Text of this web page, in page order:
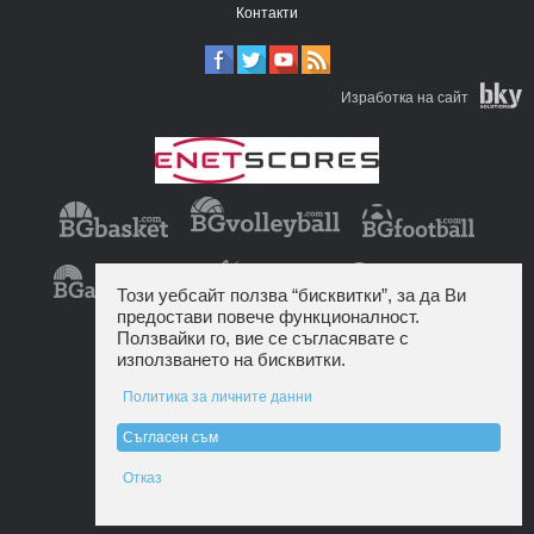
Контакти
Изработка на сайт
Този уебсайт ползва “бисквитки”, за да Ви
предостави повече функционалност.
Ползвайки го, вие се съгласявате с
използването на бисквитки.
Политика за личните данни
Съгласен съм
Отказ